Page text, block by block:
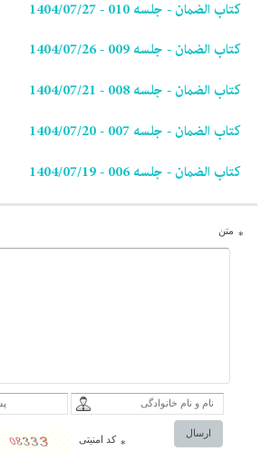
کتاب الضمان - جلسه 010 - 1404/07/27
کتاب الضمان - جلسه 009 - 1404/07/26
کتاب الضمان - جلسه 008 - 1404/07/21
کتاب الضمان - جلسه 007 - 1404/07/20
کتاب الضمان - جلسه 006 - 1404/07/19
* متن
ارسال
* کد امنیتی